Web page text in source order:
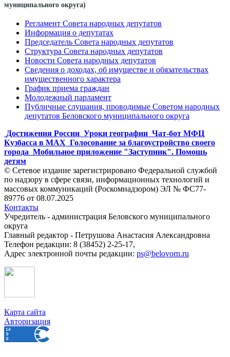
муниципального округа)
Регламент Совета народных депутатов
Информация о депутатах
Председатель Совета народных депутатов
Структура Совета народных депутатов
Новости Совета народных депутатов
Сведения о доходах, об имуществе и обязательствах
имущественного характера
График приема граждан
Молодежный парламент
Публичные слушания, проводимые Советом народных
депутатов Беловского муниципального округа
Достижения России Уроки географии Чат-бот МФЦ
Кузбасса в MAX Голосование за благоустройство своего
города Мобильное приложение "Заступник". Помощь
детям
© Сетевое издание зарегистрировано Федеральной службой
по надзору в сфере связи, информационных технологий и
массовых коммуникаций (Роскомнадзором) ЭЛ № ФС77-
89776 от 08.07.2025
Контакты
Учредитель - администрация Беловского муниципального
округа
Главный редактор - Петрушова Анастасия Александровна
Телефон редакции: 8 (38452) 2-25-17,
Адрес электронной почты редакции: ps@belovorn.ru
Карта сайта
Авторизация